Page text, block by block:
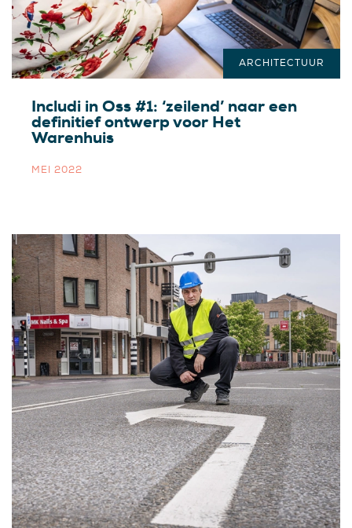
Includi in Oss #1: ‘zeilend’ naar een
definitief ontwerp voor Het
Warenhuis
MEI 2022
ARCHITECTUUR